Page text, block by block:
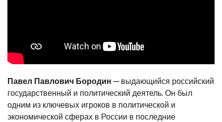
Павел Павлович Бородин — выдающийся российский
государственный и политический деятель. Он был
одним из ключевых игроков в политической и
экономической сферах в России в последние